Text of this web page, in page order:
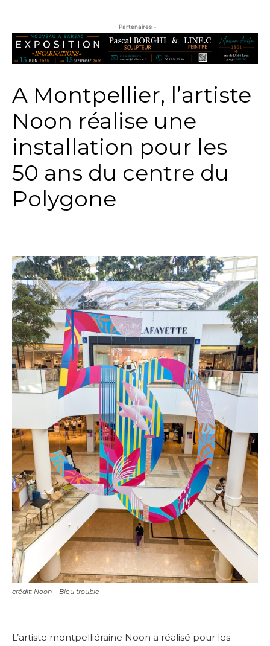
- Partenaires -
A Montpellier, l’artiste
Noon réalise une
installation pour les
50 ans du centre du
Polygone
crédit: Noon – Bleu trouble
L’artiste montpelliéraine Noon a réalisé pour les